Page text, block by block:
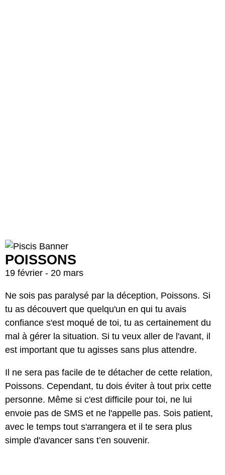
POISSONS
19 février - 20 mars
Ne sois pas paralysé par la déception, Poissons. Si
tu as découvert que quelqu'un en qui tu avais
confiance s'est moqué de toi, tu as certainement du
mal à gérer la situation. Si tu veux aller de l'avant, il
est important que tu agisses sans plus attendre.
Il ne sera pas facile de te détacher de cette relation,
Poissons. Cependant, tu dois éviter à tout prix cette
personne. Même si c'est difficile pour toi, ne lui
envoie pas de SMS et ne l'appelle pas. Sois patient,
avec le temps tout s'arrangera et il te sera plus
simple d'avancer sans t’en souvenir.